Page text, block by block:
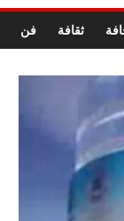
ثقافة فن